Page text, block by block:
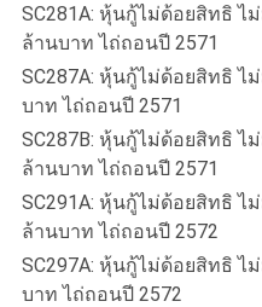
SC281A: หุ้นกู้ไม่ด้อยสิทธิ ไ
ล้านบาท ไถ่ถอนปี 2571
SC287A: หุ้นกู้ไม่ด้อยสิทธิ
บาท ไถ่ถอนปี 2571
SC287B: หุ้นกู้ไม่ด้อยสิทธิ ไ
ล้านบาท ไถ่ถอนปี 2571
SC291A: หุ้นกู้ไม่ด้อยสิทธิ ไ
ล้านบาท ไถ่ถอนปี 2572
SC297A: หุ้นกู้ไม่ด้อยสิทธิ
บาท ไถ่ถอนปี 2572